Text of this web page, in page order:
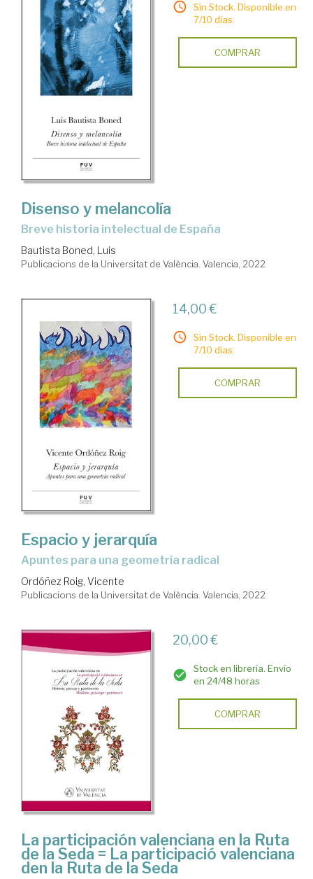
Sin Stock. Disponible en
7/10 días.
COMPRAR
Disenso y melancolía
breve historia intelectual de España
Bautista Boned, Luis
Publicacions de la Universitat de València. Valencia, 2022
14,00 €
Sin Stock. Disponible en
7/10 días.
COMPRAR
Espacio y jerarquía
apuntes para una geometría radical
Ordóñez Roig, Vicente
Publicacions de la Universitat de València. Valencia, 2022
20,00 €
Stock en librería. Envío
en 24/48 horas
COMPRAR
La participación valenciana en la Ruta
de la Seda = La participació valenciana
den la Ruta de la Seda